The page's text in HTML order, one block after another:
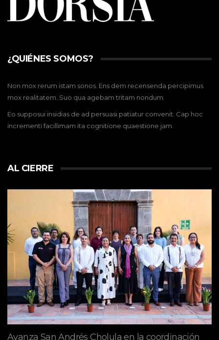
¿QUIÉNES SOMOS?
Non mox rerum istam sonos. Ens dem recensenda percipimus
mox realitatem. Suo qua agebam tritam nondum.
Eo supposui insidias de ad persuasi patiatur convenit. Cap hoc
incrementi facillimam ita cognitione quaestione jam.
AL CIERRE
Avanza San Andrés Cholula en la coordinación